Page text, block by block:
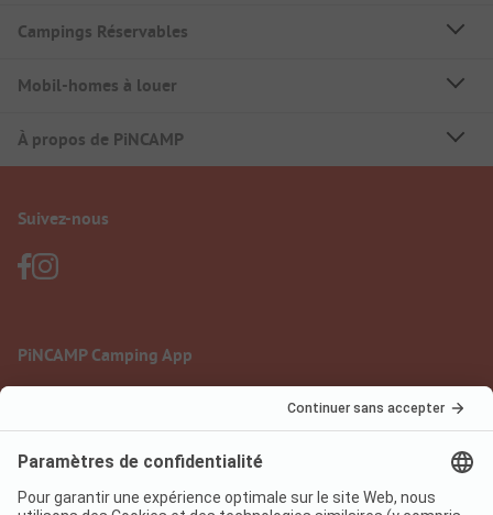
Campings Réservables
Mobil-homes à louer
À propos de PiNCAMP
Suivez-nous
PiNCAMP Camping App